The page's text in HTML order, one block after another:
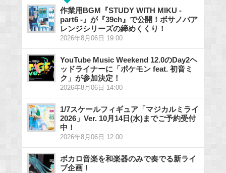
作業用BGM『STUDY WITH MIKU -
part6 -』が『39ch』で公開！ボサノバア
レンジシリーズの締めくくり！
2026年8月06日 19:00
YouTube Music Weekend 12.0のDay2ヘ
ッドライナーに「ポケモン feat. 初音ミ
ク」が参加決定！
2026年8月06日 14:00
1/7スケールフィギュア「マジカルミライ
2026」Ver. 10月14日(水)までご予約受付
中！
2026年8月06日 12:00
ボカロ音楽を和楽器のみで奏でる新ライ
ブ企画！